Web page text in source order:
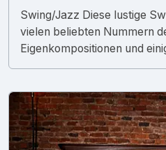
Swing/Jazz Diese lustige
vielen beliebten Nummern
Eigenkompositionen und